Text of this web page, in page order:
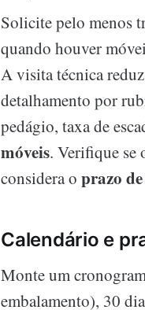
Solicite pelo menos
quando houver
A visita técnica
detalhamento por
pedágio, taxa de
móveis. Verifique se
considera o prazo
Calendário e
Monte um
embalamento), 30